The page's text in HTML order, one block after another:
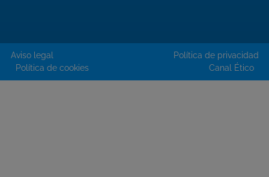
Aviso legal
Política de privacidad
Política de cookies
Canal Ético